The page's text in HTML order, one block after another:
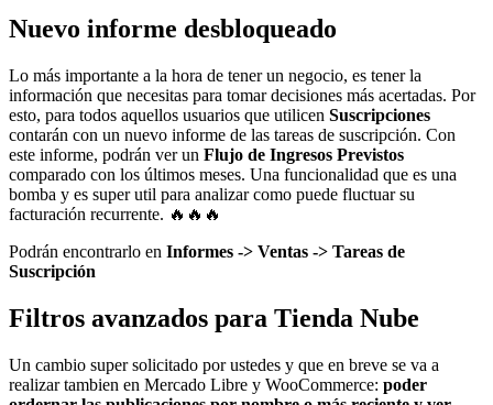
Nuevo informe desbloqueado
Lo más importante a la hora de tener un negocio, es tener la
información que necesitas para tomar decisiones más acertadas. Por
esto, para todos aquellos usuarios que utilicen Suscripciones
contarán con un nuevo informe de las tareas de suscripción. Con
este informe, podrán ver un Flujo de Ingresos Previstos
comparado con los últimos meses. Una funcionalidad que es una
bomba y es super util para analizar como puede fluctuar su
facturación recurrente. 🔥 🔥 🔥
Podrán encontrarlo en Informes -> Ventas -> Tareas de
Suscripción
Filtros avanzados para Tienda Nube
Un cambio super solicitado por ustedes y que en breve se va a
realizar tambien en Mercado Libre y WooCommerce: poder